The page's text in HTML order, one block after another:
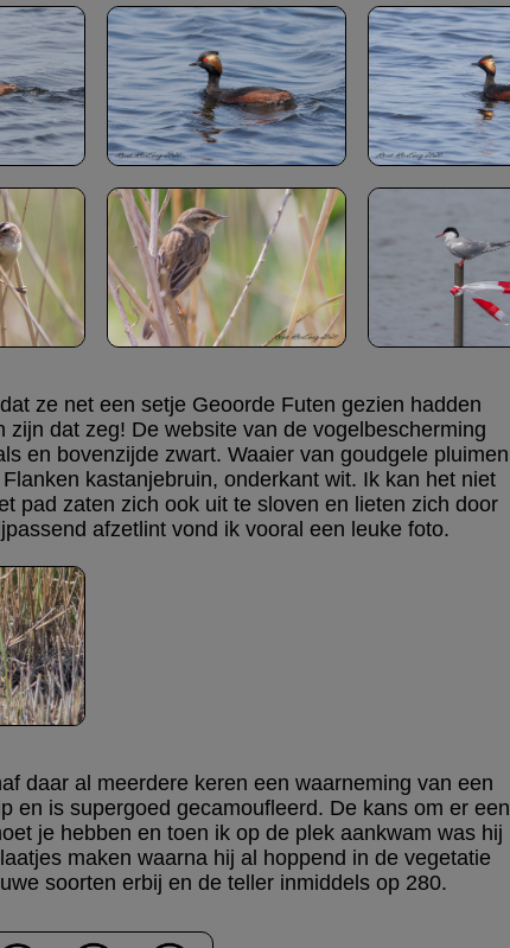
ze net een setje Geoorde Futen gezien hadden
dat zeg! De website van de vogelbescherming
en bovenzijde zwart. Waaier van goudgele pluimen
kastanjebruin, onderkant wit. Ik kan het niet
pad zaten zich ook uit te sloven en lieten zich door
afzetlint vond ik vooral een leuke foto.
daar al meerdere keren een waarneming van een
en is supergoed gecamoufleerd. De kans om er een
je hebben en toen ik op de plek aankwam was hij
maken waarna hij al hoppend in de vegetatie
soorten erbij en de teller inmiddels op 280.